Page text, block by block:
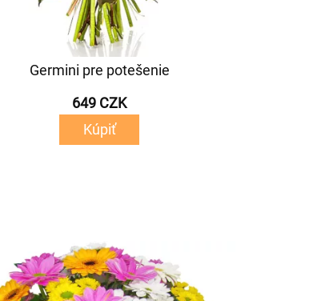
Germini pre potešenie
649 CZK
Kúpiť